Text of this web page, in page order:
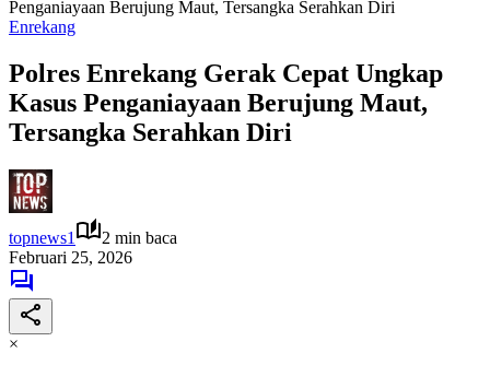
Penganiayaan Berujung Maut, Tersangka Serahkan Diri
Enrekang
Polres Enrekang Gerak Cepat Ungkap
Kasus Penganiayaan Berujung Maut,
Tersangka Serahkan Diri
topnews1
2 min baca
Februari 25, 2026
×